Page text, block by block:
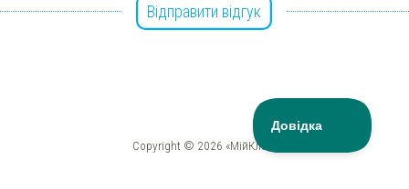
Відправити відгук
Copyright © 2026 «МійКлас»